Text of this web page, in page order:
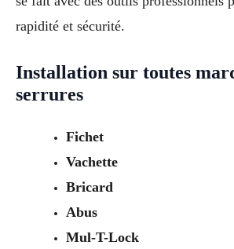
rapidité et sécurité.
Installation sur toutes
serrures
Fichet
Vachette
Bricard
Abus
Mul-T-Lock